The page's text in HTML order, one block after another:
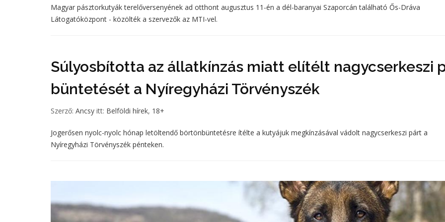
Magyar pásztorkutyák terelőversenyének ad otthont augusztus 11-én a dél-baranyai Szaporcán található Ős-Dráva
Látogatóközpont - közölték a szervezők az MTI-vel.
Súlyosbította az állatkínzás miatt elítélt nagycserkeszi
büntetését a Nyíregyházi Törvényszék
Szerző: Ancsy itt: Belföldi hírek, 18+
Jogerősen nyolc-nyolc hónap letöltendő börtönbüntetésre ítélte a kutyájuk megkínzásával vádolt nagycserkeszi párt a
Nyíregyházi Törvényszék pénteken.